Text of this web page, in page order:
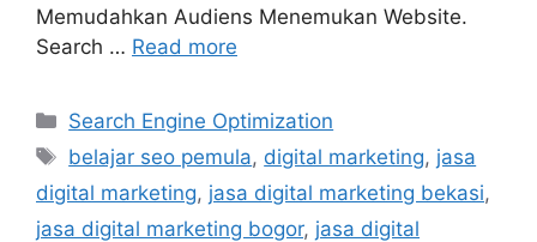
Memudahkan Audiens Menemukan Website.
Search … Read more
Search Engine Optimization
belajar seo pemula, digital marketing, jasa
digital marketing, jasa digital marketing bekasi,
jasa digital marketing bogor, jasa digital